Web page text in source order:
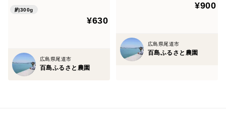
約300g
¥630
広島県尾道市
百島ふるさと農園
¥900
広島県尾道市
百島ふるさと農園